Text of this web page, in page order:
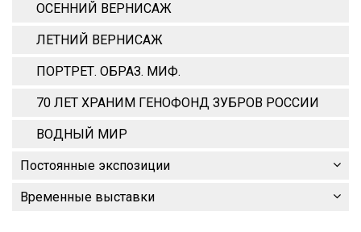
ОСЕННИЙ ВЕРНИСАЖ
ЛЕТНИЙ ВЕРНИСАЖ
ПОРТРЕТ. ОБРАЗ. МИФ.
70 ЛЕТ ХРАНИМ ГЕНОФОНД ЗУБРОВ РОССИИ
ВОДНЫЙ МИР
Постоянные экспозиции
Временные выставки